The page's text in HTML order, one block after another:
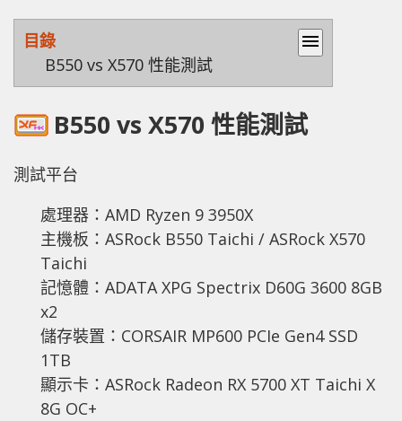
目錄
menu
B550 vs X570 性能測試
B550 vs X570 性能測試
測試平台
處理器：AMD Ryzen 9 3950X
主機板：ASRock B550 Taichi / ASRock X570
Taichi
記憶體：ADATA XPG Spectrix D60G 3600 8GB
x2
儲存裝置：CORSAIR MP600 PCIe Gen4 SSD
1TB
顯示卡：ASRock Radeon RX 5700 XT Taichi X
8G OC+